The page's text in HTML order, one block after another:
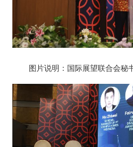
图片说明：国际展望联合会秘